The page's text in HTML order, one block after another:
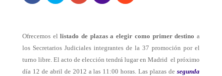
Ofrecemos ellistado de plazas a elegir como primer destino a
los Secretarios Judiciales integrantes de la 37 promoción por el
turno libre. El acto de elección tendrá lugar en Madrid el próximo
día 12 de abril de 2012 a las 11:00 horas. Las plazas desegunda